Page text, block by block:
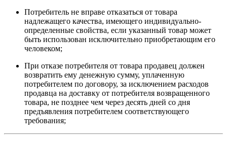
Потребитель не вправе отказаться от товара
надлежащего качества, имеющего индивидуально-
определенные свойства, если указанный товар может
быть использован исключительно приобретающим его
человеком;
При отказе потребителя от товара продавец должен
возвратить ему денежную сумму, уплаченную
потребителем по договору, за исключением расходов
продавца на доставку от потребителя возвращенного
товара, не позднее чем через десять дней со дня
предъявления потребителем соответствующего
требования;